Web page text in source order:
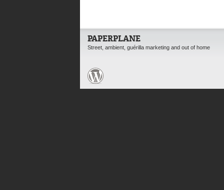
PAPERPLANE
Street, ambient, guérilla marketing and out of home